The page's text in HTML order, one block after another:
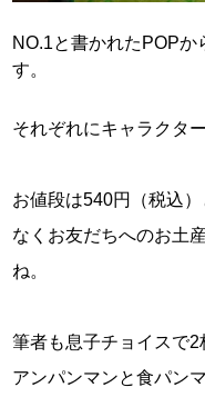
NO.1と書かれたPOP
す。
それぞれにキャラクタ
お値段は540円（税込
なくお友だちへのお土
ね。
筆者も息子チョイスで2
アンパンマンと食パン